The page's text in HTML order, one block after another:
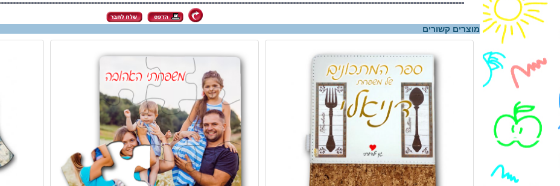
מוצרים קשורים